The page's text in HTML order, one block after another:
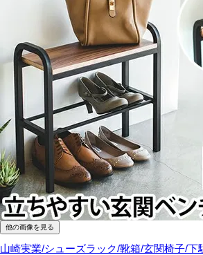
他の画像を見る
山崎実業/シューズラック/靴箱/玄関椅子/下